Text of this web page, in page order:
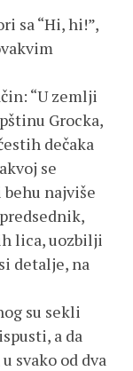
sa “Hi, hi!”,
“U zemlji
Grocka,
dečaka
se
najviše
lica, uozbilji
detalje, na
su sekli
a da
svako od dva